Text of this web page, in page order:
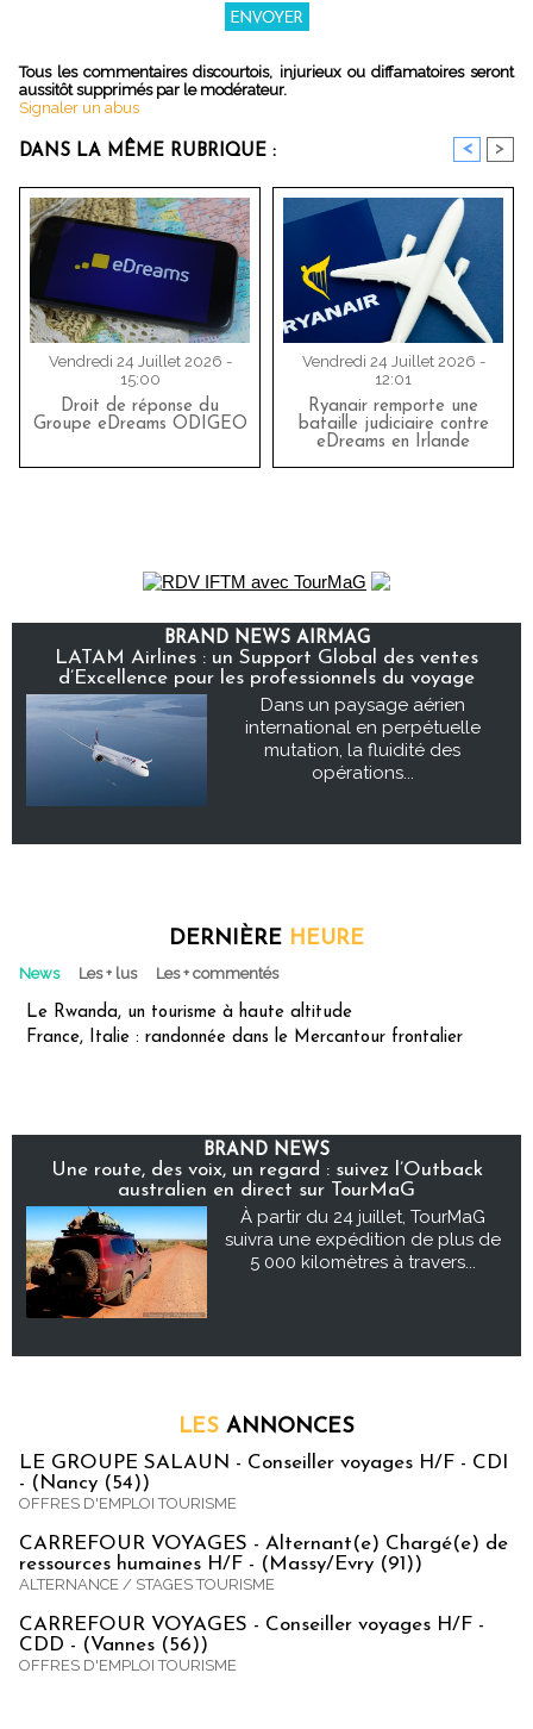
Tous les commentaires discourtois, injurieux ou diffamatoires seront
aussitôt supprimés par le modérateur.
Signaler un abus
DANS LA MÊME RUBRIQUE : < >
Vendredi 24 Juillet 2026 -
15:00
Droit de réponse du
Groupe eDreams ODIGEO
Vendredi 24 Juillet 2026 -
12:01
Ryanair remporte une
bataille judiciaire contre
eDreams en Irlande
BRAND NEWS AIRMAG
LATAM Airlines : un Support Global des ventes
d’Excellence pour les professionnels du voyage
Dans un paysage aérien
international en perpétuelle
mutation, la fluidité des
opérations...
DERNIÈRE HEURE
News Les + lus Les + commentés
Le Rwanda, un tourisme à haute altitude
France, Italie : randonnée dans le Mercantour frontalier
BRAND NEWS
Une route, des voix, un regard : suivez l’Outback
australien en direct sur TourMaG
À partir du 24 juillet, TourMaG
suivra une expédition de plus de
5 000 kilomètres à travers...
LES ANNONCES
LE GROUPE SALAUN - Conseiller voyages H/F - CDI
- (Nancy (54))
OFFRES D'EMPLOI TOURISME
CARREFOUR VOYAGES - Alternant(e) Chargé(e) de
ressources humaines H/F - (Massy/Evry (91))
ALTERNANCE / STAGES TOURISME
CARREFOUR VOYAGES - Conseiller voyages H/F -
CDD - (Vannes (56))
OFFRES D'EMPLOI TOURISME